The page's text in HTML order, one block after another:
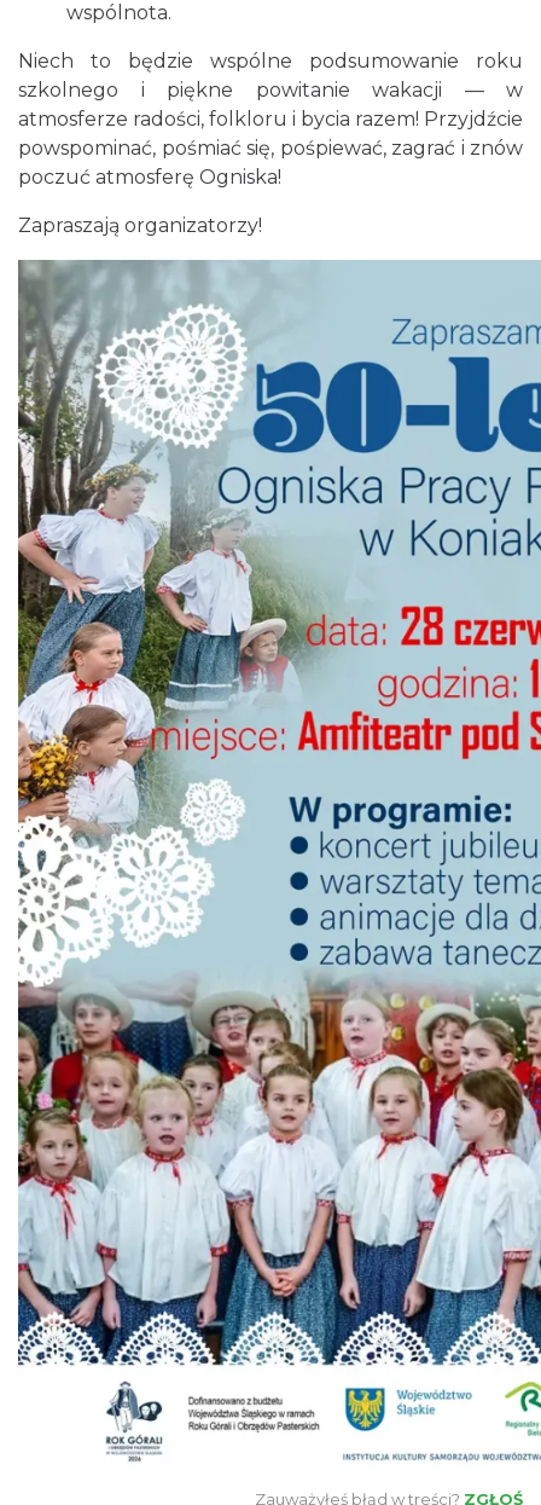
Puchar Złotego Gronia
1.65 km
Święto Jagnięciny w Istebnej
Istebna
2026-08-15
2.29 km
Dni Koronki Koniakowskiej
Koniaków
2026-08-13
4.00 km
Koniaków
2026-08-15
4.09 km
Ustanowienie Sanktuarium Matki Bożej
Frydeckiej
Jaworzynka
2026-08-22
5.17 km
wspólnota.
Niech to będzie wspólne podsumowanie roku
szkolnego i piękne powitanie wakacji — w
atmosferze radości, folkloru i bycia razem! Przyjdźcie
powspominać, pośmiać się, pośpiewać, zagrać i znów
poczuć atmosferę Ogniska!
Zapraszają organizatorzy!
Zauważyłeś błąd w treści? ZGŁOŚ